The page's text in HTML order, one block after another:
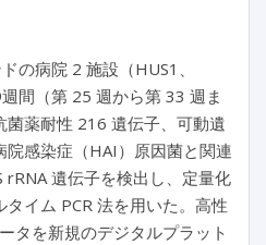
の病院 2 施設（HUS1、
間（第 25 週から第 33 週ま
菌薬耐性 216 遺伝子、可動遺
感染症（HAI）原因菌と関連
遺伝子を検出し、定量化
イム PCR 法を用いた。高性
タを新規のデジタルプラット